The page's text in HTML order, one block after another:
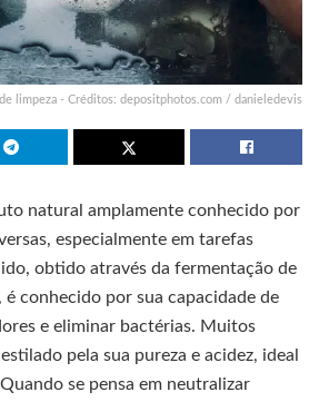
limpeza - Créditos: depositphotos.com / danieledevis
natural amplamente conhecido por
especialmente em tarefas
obtido através da fermentação de
conhecido por sua capacidade de
e eliminar bactérias. Muitos
pela sua pureza e acidez, ideal
se pensa em neutralizar